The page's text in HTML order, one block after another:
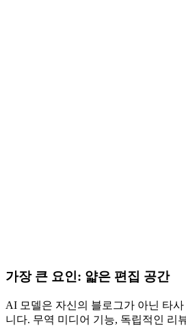
가장 큰 요인: 얇은 편집 공간
AI 모델은 자신의 블로그가 아닌 타
니다. 무역 미디어 기능, 독립적인 리